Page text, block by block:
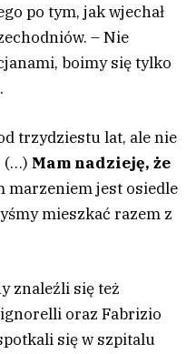
po tym, jak wjechał
– Nie
boimy się tylko
trzydziestu lat, ale nie
(…) Mam nadzieję, że
marzeniem jest osiedle
mieszkać razem z
znaleźli się też
oraz Fabrizio
się w szpitalu